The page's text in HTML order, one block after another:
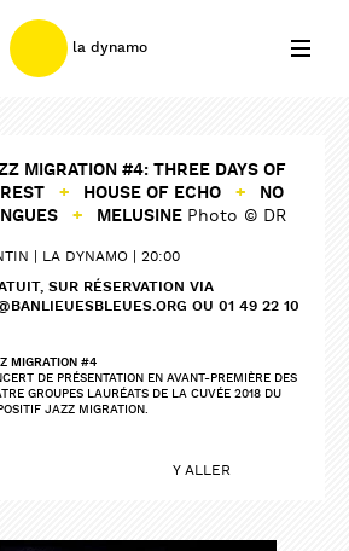
la dynamo
MIGRATION #4: THREE DAYS OF
+ HOUSE OF ECHO +
NO
+ MELUSINE Photo © DR
LA DYNAMO
20:00
SUR RÉSERVATION VIA
OU 01 49 22 10
MIGRATION #4
DE PRÉSENTATION EN AVANT-PREMIÈRE DES
GROUPES LAURÉATS DE LA CUVÉE 2018 DU
JAZZ MIGRATION.
Y ALLER